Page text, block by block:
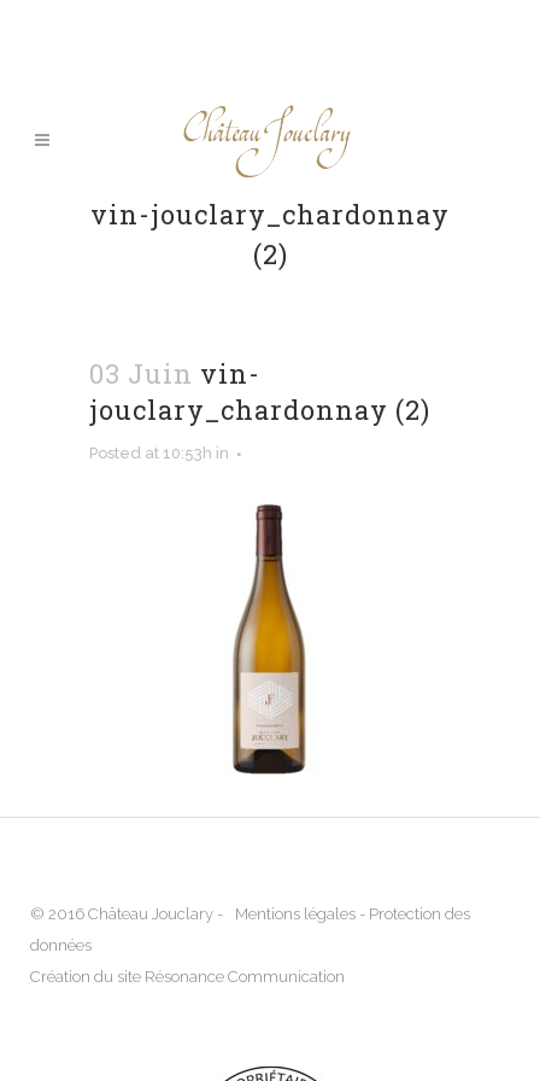
vin-jouclary_chardonnay
(2)
03 Juin vin-
jouclary_chardonnay (2)
Posted at 10:53h in
© 2016 Château Jouclary - Mentions légales - Protection des
données
Création du site Résonance Communication